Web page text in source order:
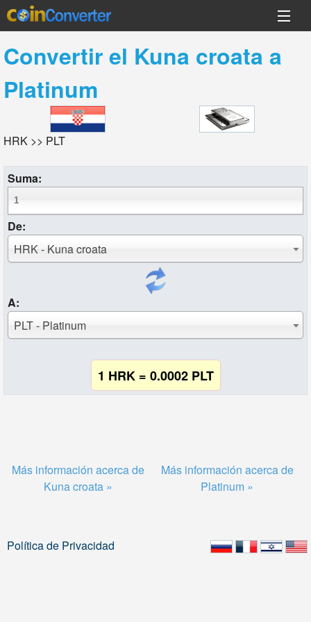
Convertir el Kuna croata a
Platinum
HRK >> PLT
Suma:
De:
HRK - Kuna croata
A:
PLT - Platinum
1 HRK = 0.0002 PLT
Más información acerca de
Kuna croata »
Más información acerca de
Platinum »
Política de Privacidad